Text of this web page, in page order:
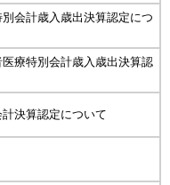
会計歳入歳出決算認定につ
療特別会計歳入歳出決算認
決算認定について